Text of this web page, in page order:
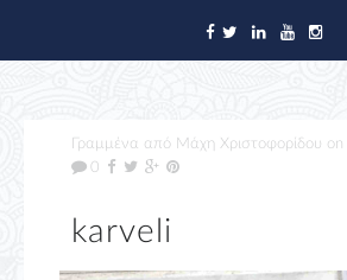
Γραμμένα από Μάχη Χριστοφορίδου on
0
karveli